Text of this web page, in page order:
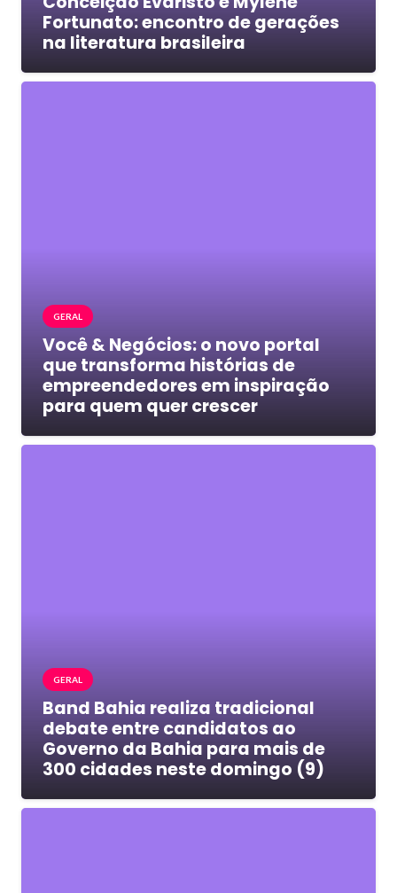
Fortunato: encontro de gerações
na literatura brasileira
GERAL
Você & Negócios: o novo portal
que transforma histórias de
empreendedores em inspiração
para quem quer crescer
GERAL
Band Bahia realiza tradicional
debate entre candidatos ao
Governo da Bahia para mais de
300 cidades neste domingo (9)